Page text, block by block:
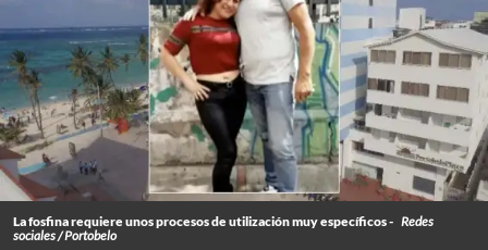
La fosfina requiere unos procesos de utilización muy específicos - Redes
sociales / Portobelo